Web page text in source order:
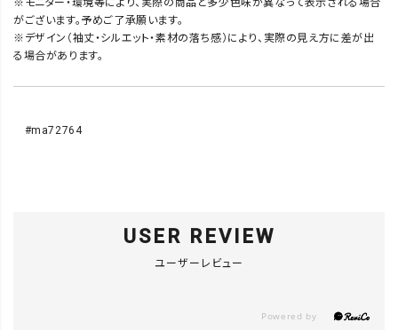
※モニター・環境等により、実際の商品と多少色味が異なって表示される場合
がございます。予めご了承願います。
※デザイン（袖丈・シルエット・素材の落ち感）により、実際の見え方に差が出
る場合があります。
#ma72764
USER REVIEW
ユーザーレビュー